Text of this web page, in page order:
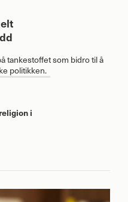
tankestoffet som bidro til å
politikken.
i